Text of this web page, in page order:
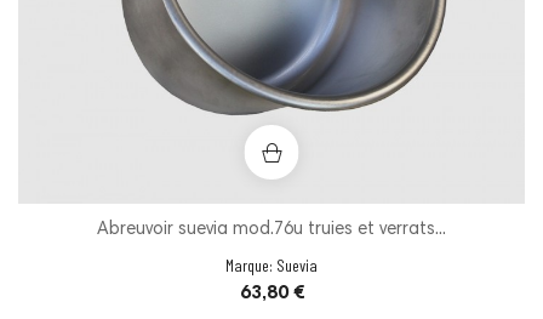
Abreuvoir suevia mod.76u truies et verrats...
Marque: Suevia
Prix
63,80 €